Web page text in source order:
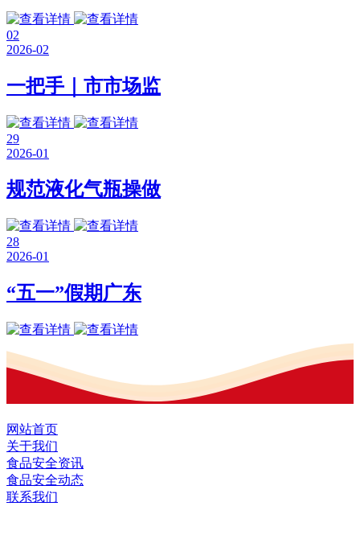
02
2026-02
一把手｜市市场监
29
2026-01
规范液化气瓶操做
28
2026-01
“五一”假期广东
网站首页
关于我们
食品安全资讯
食品安全动态
联系我们